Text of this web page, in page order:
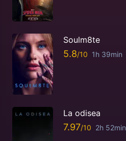
Soulm8te
5.8 1h 39min
La odisea
7.97 2h 52min